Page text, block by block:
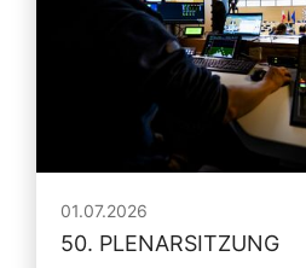
01.07.2026
50. PLENARSITZUNG